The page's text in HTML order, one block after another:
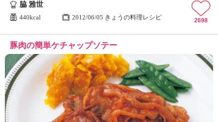
脇 雅世
440kcal 2012/06/05 きょうの料理レシピ 2698
豚肉の簡単ケチャップソテー